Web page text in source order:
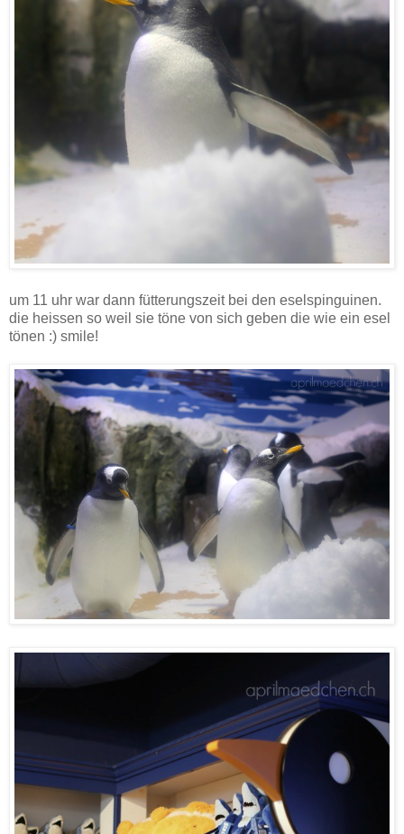
um 11 uhr war dann fütterungszeit bei den eselspinguinen.
die heissen so weil sie töne von sich geben die wie ein esel
tönen :) smile!